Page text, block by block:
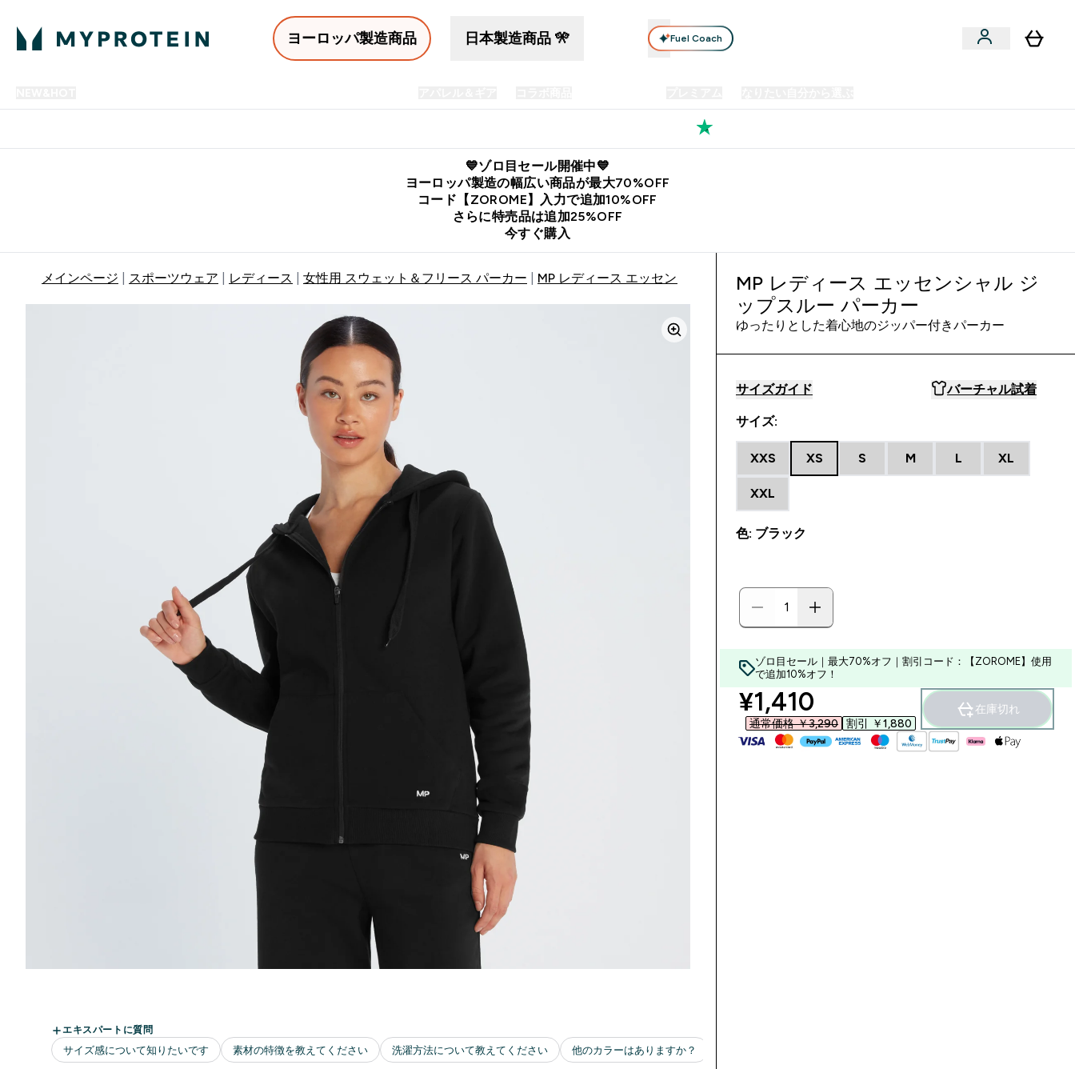
ヨーロッパ製造商品 日本製造商品 🎌 Fuel Coach
💙ゾロ目セール開催中💙
ヨーロッパ製造の幅広い商品が最大70%OFF
コード【ZOROME】入力で追加10%OFF
さらに特売品は追加25%OFF
今すぐ購入
メインページ スポーツウェア レディース 女性用 スウェット＆フリース パーカー MP レディース エッセンシャル ジップスルー パーカー - ブラック
MP レディース エッセンシャル ジ
ップスルー パーカー
ゆったりとした着心地のジッパー付きパーカー
サイズガイド バーチャル試着
サイズ:
XXS XS S M L XL
XXL
色: ブラック
ゾロ目セール｜最大70%オフ｜割引コード：【ZOROME】使用
で追加10%オフ！
discounted price
¥1,410‎
通常価格 ￥3,290‎ 割引 ￥1,880‎
在庫切れ